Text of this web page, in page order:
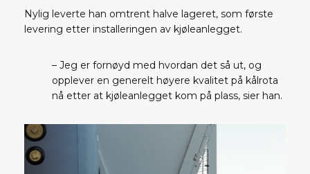
Nylig leverte han omtrent halve lageret, som første
levering etter installeringen av kjøleanlegget.
– Jeg er fornøyd med hvordan det så ut, og
opplever en generelt høyere kvalitet på kålrota
nå etter at kjøleanlegget kom på plass, sier han.